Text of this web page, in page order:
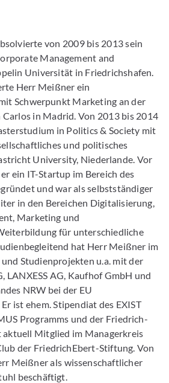
von 2009 bis 2013 sein
Management and
Universität in Friedrichshafen.
Herr Meißner ein
Schwerpunkt Marketing an der
Carlos in Madrid. Von 2013 bis 2014
in Politics & Society mit
und politisches
University, Niederlande. Vor
ein IT-Startup im Bereich des
und war als selbstständiger
in den Bereichen Digitalisierung,
Marketing und
für unterschiedliche
hat Herr Meißner im
Studienprojekten u.a. mit der
LANXESS AG, Kaufhof GmbH und
NRW bei der EU
ist ehem. Stipendiat des EXIST
Programms und der Friedrich-
Mitglied im Managerkreis
der FriedrichEbert-Stiftung. Von
Meißner als wissenschaftlicher
beschäftigt.